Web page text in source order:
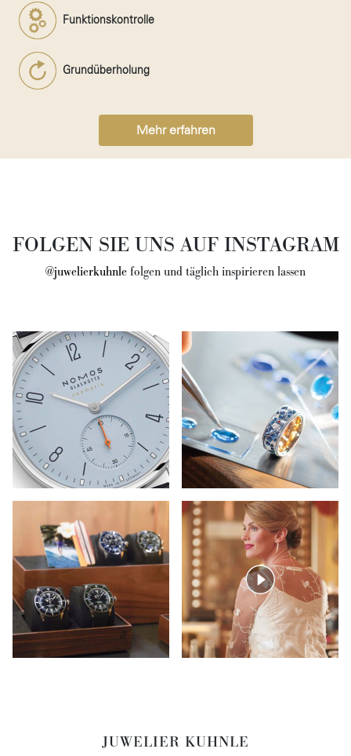
Funktionskontrolle
Grundüberholung
Mehr erfahren
FOLGEN SIE UNS AUF INSTAGRAM
@juwelierkuhnle folgen und täglich inspirieren lassen
JUWELIER KUHNLE